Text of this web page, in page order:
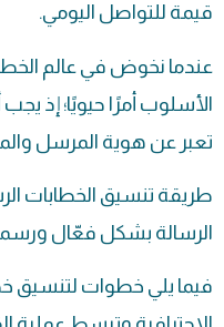
قيمة للتواصل اليومي.
عندما نخوض في عالم
الأسلوب أمرًا حيويًا؛ إذ
تعبر عن هوية المرسل
طريقة تنسيق الخطابات
الرسالة بشكل فعّال
فيما يلي خطوات لتنسيق